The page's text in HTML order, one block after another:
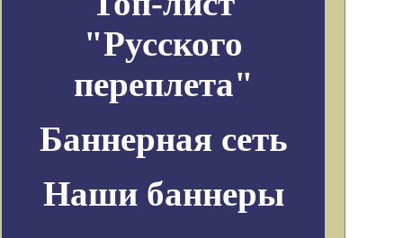
"Русского
переплета"
Баннерная сеть
Наши баннеры